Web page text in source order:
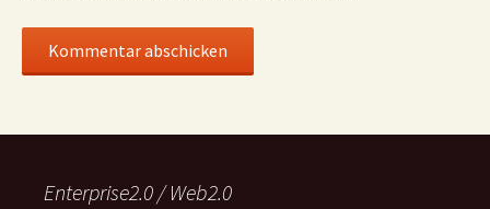
Enterprise2.0 / Web2.0